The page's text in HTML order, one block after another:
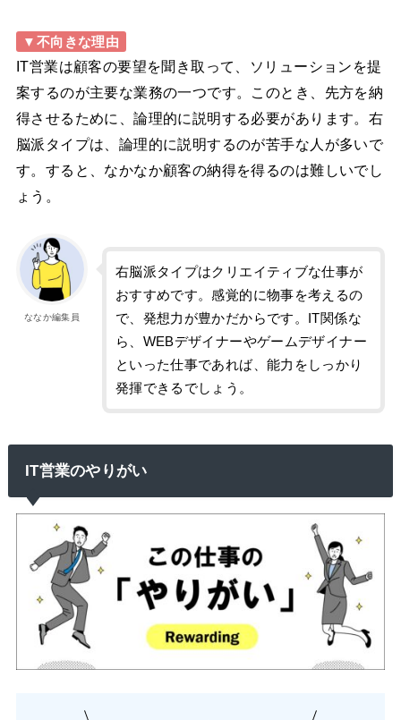
▼不向きな理由
IT営業は顧客の要望を聞き取って、ソリューションを提
案するのが主要な業務の一つです。このとき、先方を納
得させるために、論理的に説明する必要があります。右
脳派タイプは、論理的に説明するのが苦手な人が多いで
す。すると、なかなか顧客の納得を得るのは難しいでし
ょう。
ななか編集員
右脳派タイプはクリエイティブな仕事が
おすすめです。感覚的に物事を考えるの
で、発想力が豊かだからです。IT関係な
ら、WEBデザイナーやゲームデザイナー
といった仕事であれば、能力をしっかり
発揮できるでしょう。
IT営業のやりがい